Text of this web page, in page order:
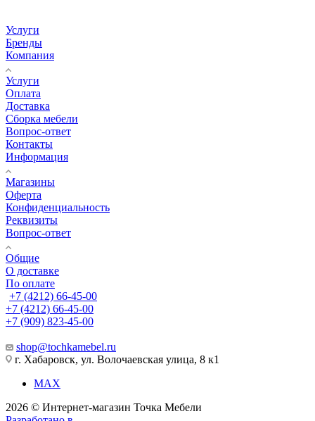
Услуги
Бренды
Компания
Услуги
Оплата
Доставка
Сборка мебели
Вопрос-ответ
Контакты
Информация
Магазины
Оферта
Конфиденциальность
Реквизиты
Вопрос-ответ
Общие
О доставке
По оплате
+7 (4212) 66-45-00
+7 (4212) 66-45-00
+7 (909) 823-45-00
shop@tochkamebel.ru
г. Хабаровск, ул. Волочаевская улица, 8 к1
MAX
2026 © Интернет-магазин Точка Мебели